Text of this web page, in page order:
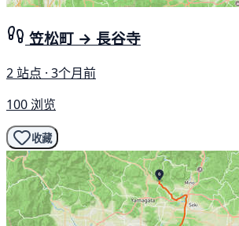
笠松町 → 長谷寺
2 站点 · 3个月前
100 浏览
收藏